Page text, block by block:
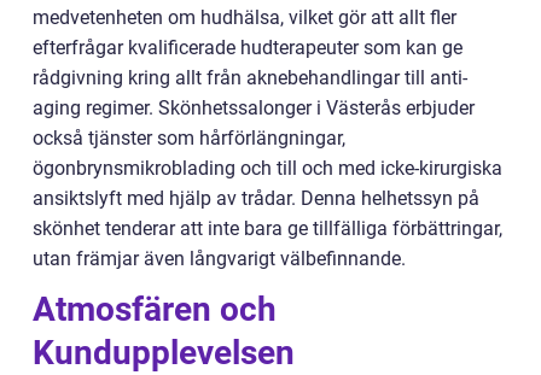
medvetenheten om hudhälsa, vilket gör att allt fler
efterfrågar kvalificerade hudterapeuter som kan ge
rådgivning kring allt från aknebehandlingar till anti-
aging regimer. Skönhetssalonger i Västerås erbjuder
också tjänster som hårförlängningar,
ögonbrynsmikroblading och till och med icke-kirurgiska
ansiktslyft med hjälp av trådar. Denna helhetssyn på
skönhet tenderar att inte bara ge tillfälliga förbättringar,
utan främjar även långvarigt välbefinnande.
Atmosfären och
Kundupplevelsen